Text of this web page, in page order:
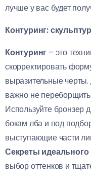
лучше у вас будет
Контуринг:
Контуринг – это
скорректировать
выразительные
важно не
Используйте бронзер
бокам лба и под
выступающие части
Секреты идеального
выбор оттенков и